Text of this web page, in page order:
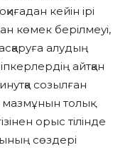
кейін ірі
көмек берілмеуі,
алудың
айтқан
созылған
мазмұнын толық
орыс тілінде
сөздері